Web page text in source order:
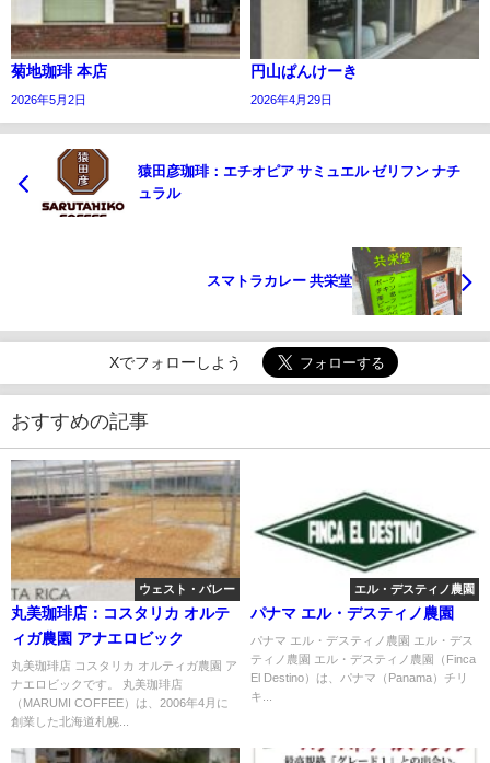
菊地珈琲 本店
2026年5月2日
円山ぱんけーき
2026年4月29日
猿田彦珈琲：エチオピア サミュエル ゼリフン ナチ
ュラル
スマトラカレー 共栄堂
Xでフォローしよう
おすすめの記事
ウェスト・バレー
丸美珈琲店：コスタリカ オルテ
ィガ農園 アナエロビック
丸美珈琲店 コスタリカ オルティガ農園 ア
ナエロビックです。 丸美珈琲店
（MARUMI COFFEE）は、2006年4月に
創業した北海道札幌...
エル・デスティノ農園
パナマ エル・デスティノ農園
パナマ エル・デスティノ農園 エル・デス
ティノ農園 エル・デスティノ農園（Finca
El Destino）は、パナマ（Panama）チリ
キ...